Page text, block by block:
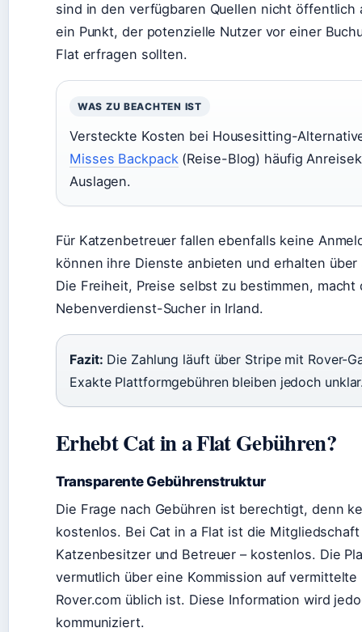
sind in den verfügbaren Quellen nicht öffentlich
ein Punkt, der potenzielle Nutzer vor einer
Flat erfragen sollten.
WAS ZU BEACHTEN IST
Versteckte Kosten bei Housesitting-
Misses Backpack(Reise-Blog) häufig
Auslagen.
Für Katzenbetreuer fallen ebenfalls keine
können ihre Dienste anbieten und erhalten
Die Freiheit, Preise selbst zu bestimmen,
Nebenverdienst-Sucher in Irland.
Fazit: Die Zahlung läuft über Stripe mit Rover-
Exakte Plattformgebühren bleiben jedoch
Erhebt Cat in a Flat Gebühren?
Transparente Gebührenstruktur
Die Frage nach Gebühren ist berechtigt, denn
kostenlos. Bei Cat in a Flat ist die
Katzenbesitzer und Betreuer – kostenlos. Die
vermutlich über eine Kommission auf
Rover.com üblich ist. Diese Information wird
kommuniziert.